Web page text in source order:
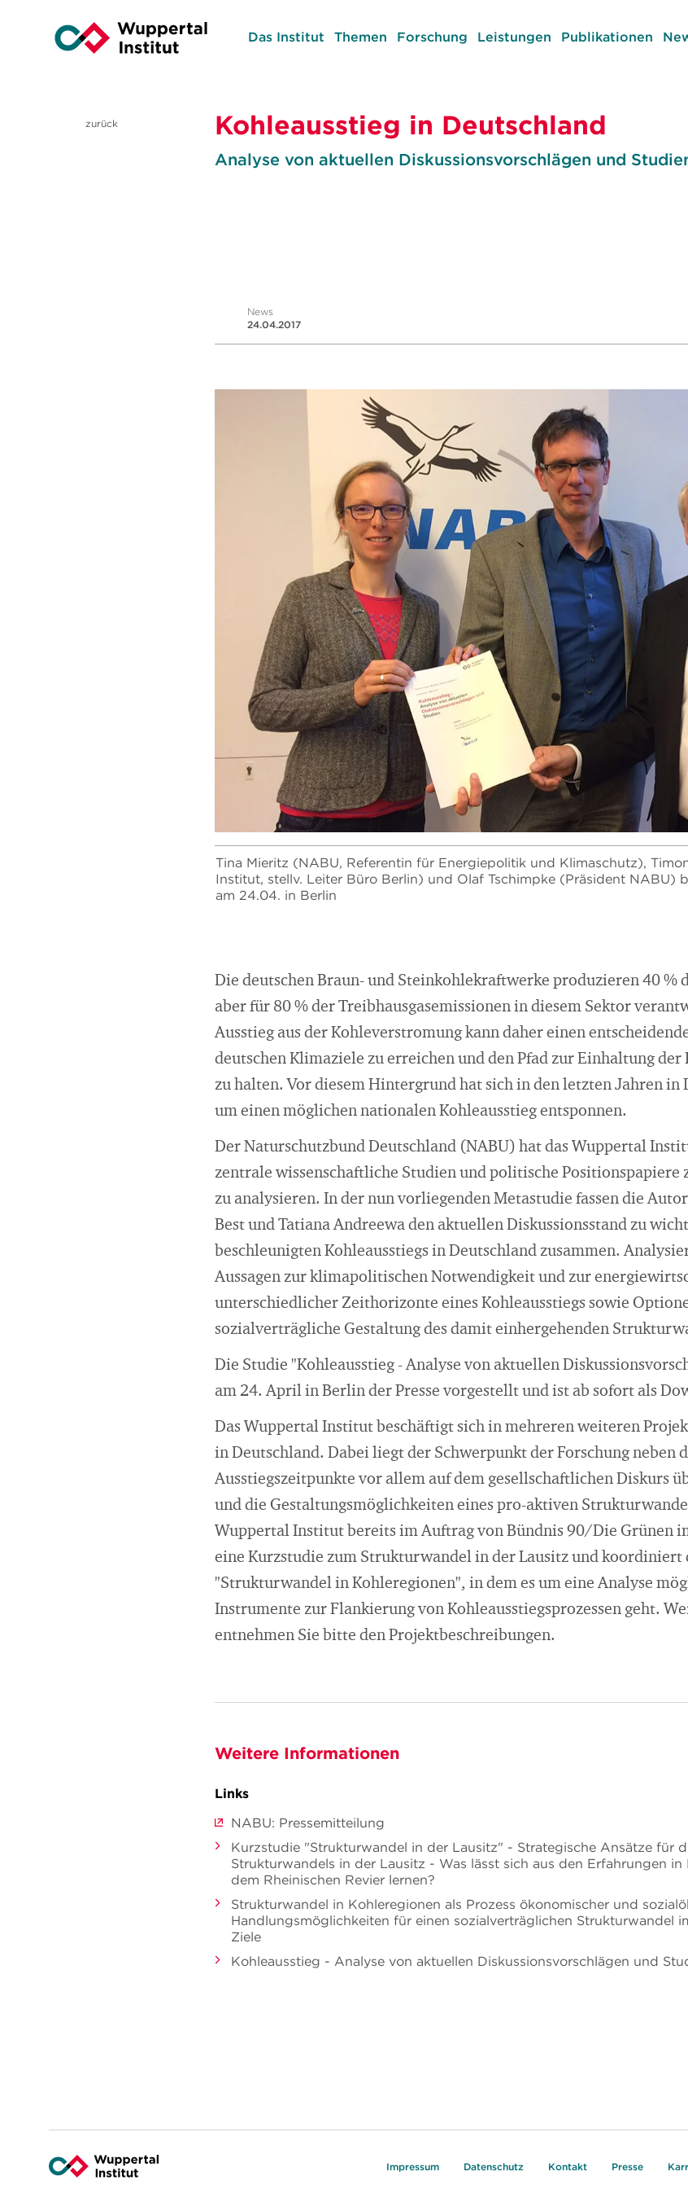
Das Institut Themen Forschung Leistungen Publikationen
zurück Kohleausstieg in Deutschland
Analyse von aktuellen Diskussionsvorschlägen und
News
24.04.2017
Tina Mieritz (NABU, Referentin für Energiepolitik und Klimaschutz),
Institut, stellv. Leiter Büro Berlin) und Olaf Tschimpke (Präsident NABU)
am 24.04. in Berlin
Die deutschen Braun- und Steinkohlekraftwerke produzieren 40 %
aber für 80 % der Treibhausgasemissionen in diesem Sektor
Ausstieg aus der Kohleverstromung kann daher einen
deutschen Klimaziele zu erreichen und den Pfad zur Einhaltung
zu halten. Vor diesem Hintergrund hat sich in den letzten Jahren in
um einen möglichen nationalen Kohleausstieg entsponnen.
Der Naturschutzbund Deutschland (NABU) hat das Wuppertal
zentrale wissenschaftliche Studien und politische Positionspapiere
zu analysieren. In der nun vorliegenden Metastudie fassen die
Best und Tatiana Andreewa den aktuellen Diskussionsstand zu
beschleunigten Kohleausstiegs in Deutschland zusammen.
Aussagen zur klimapolitischen Notwendigkeit und zur
unterschiedlicher Zeithorizonte eines Kohleausstiegs sowie
sozialverträgliche Gestaltung des damit einhergehenden
Die Studie "Kohleausstieg - Analyse von aktuellen
am 24. April in Berlin der Presse vorgestellt und ist ab sofort als
Das Wuppertal Institut beschäftigt sich in mehreren weiteren
in Deutschland. Dabei liegt der Schwerpunkt der Forschung neben
Ausstiegszeitpunkte vor allem auf dem gesellschaftlichen Diskurs
und die Gestaltungsmöglichkeiten eines pro-aktiven
Wuppertal Institut bereits im Auftrag von Bündnis 90/Die Grünen
eine Kurzstudie zum Strukturwandel in der Lausitz und koordiniert
"Strukturwandel in Kohleregionen", in dem es um eine Analyse
Instrumente zur Flankierung von Kohleausstiegsprozessen geht.
entnehmen Sie bitte den Projektbeschreibungen.
Weitere Informationen
Links
NABU: Pressemitteilung
Kurzstudie "Strukturwandel in der Lausitz" - Strategische Ansätze für
Strukturwandels in der Lausitz - Was lässt sich aus den Erfahrungen
dem Rheinischen Revier lernen?
Strukturwandel in Kohleregionen als Prozess ökonomischer und
Handlungsmöglichkeiten für einen sozialverträglichen Strukturwandel
Ziele
Kohleausstieg - Analyse von aktuellen Diskussionsvorschlägen und
Impressum Datenschutz Kontakt Presse